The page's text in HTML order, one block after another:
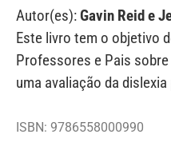
Autor(es): Gavin Reid e
Este livro tem o objetivo
Professores e Pais
uma avaliação da
ISBN: 9786558000990